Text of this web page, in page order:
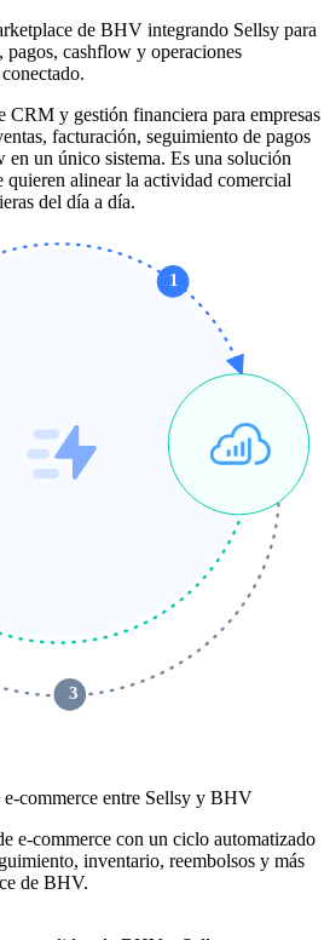
de BHV integrando Sellsy para
cashflow y operaciones
CRM y gestión financiera para empresas
facturación, seguimiento de pagos
en un único sistema. Es una solución
quieren alinear la actividad comercial
del día a día.
1
3
commerce entre Sellsy y BHV
e-commerce con un ciclo automatizado
inventario, reembolsos y más
de BHV.